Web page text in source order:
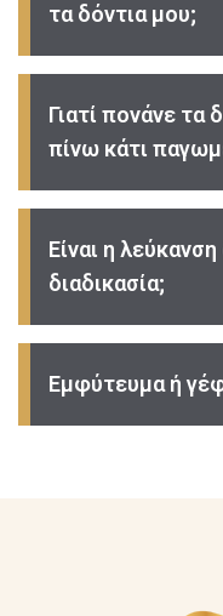
τα δόντια μου;
Γιατί πονάνε τα
πίνω κάτι
Είναι η
διαδικασία;
Εμφύτευμα ή